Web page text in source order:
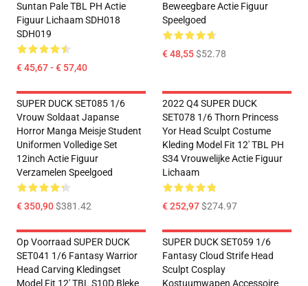
Suntan Pale TBL PH Actie
Figuur Lichaam SDH018
SDH019
€ 45,67 - € 57,40
Beweegbare Actie Figuur
Speelgoed
€ 48,55$52.78
SUPER DUCK SET085 1/6
Vrouw Soldaat Japanse
Horror Manga Meisje Student
Uniformen Volledige Set
12inch Actie Figuur
Verzamelen Speelgoed
€ 350,90$381.42
2022 Q4 SUPER DUCK
SET078 1/6 Thorn Princess
Yor Head Sculpt Costume
Kleding Model Fit 12' TBL PH
S34 Vrouwelijke Actie Figuur
Lichaam
€ 252,97$274.97
Op Voorraad SUPER DUCK
SET041 1/6 Fantasy Warrior
Head Carving Kledingset
Model Fit 12' TBL S10D Bleke
SUPER DUCK SET059 1/6
Fantasy Cloud Strife Head
Sculpt Cosplay
Kostuumwapen Accessoire